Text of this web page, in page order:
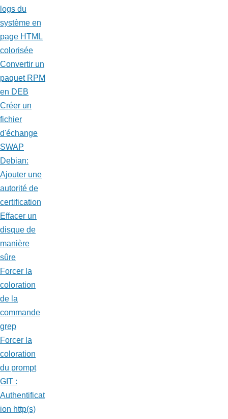
logs du
système en
page HTML
colorisée
Convertir un
paquet RPM
en DEB
Créer un
fichier
d'échange
SWAP
Debian:
Ajouter une
autorité de
certification
Effacer un
disque de
manière
sûre
Forcer la
coloration
de la
commande
grep
Forcer la
coloration
du prompt
GIT :
Authentificat
ion http(s)